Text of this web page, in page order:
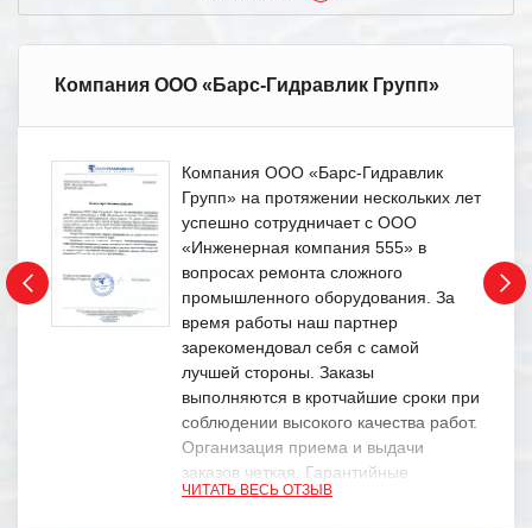
Компания ООО «Барс-Гидравлик Групп»
Компания ООО «Барс-Гидравлик
Групп» на протяжении нескольких лет
успешно сотрудничает с ООО
«Инженерная компания 555» в
вопросах ремонта сложного
промышленного оборудования. За
время работы наш партнер
зарекомендовал себя с самой
лучшей стороны. Заказы
выполняются в кротчайшие сроки при
соблюдении высокого качества работ.
Организация приема и выдачи
заказов четкая. Гарантийные
обязательства выполняются в
ЧИТАТЬ ВЕСЬ ОТЗЫВ